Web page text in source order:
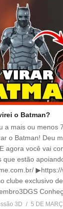
o Batman?
a mais ou menos
o Batman! Deu
agora você vai
que estão
▶https://
clube exclusivo
3D
5 DE